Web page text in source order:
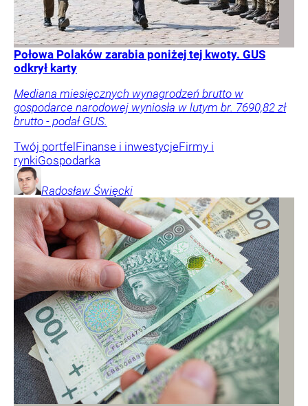
Połowa Polaków zarabia poniżej tej kwoty. GUS
odkrył karty
Mediana miesięcznych wynagrodzeń brutto w
gospodarce narodowej wyniosła w lutym br. 7690,82 zł
brutto - podał GUS.
Twój portfel Finanse i inwestycjeFirmy i
rynkiGospodarka
Radosław Święcki